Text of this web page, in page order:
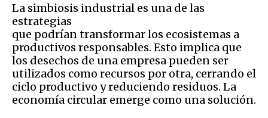
La simbiosis industrial es una de las
estrategias
que podrían transformar los ecosistemas a
productivos responsables. Esto implica que
los desechos de una empresa pueden ser
utilizados como recursos por otra, cerrando el
ciclo productivo y reduciendo residuos. La
economía circular emerge como una solución.